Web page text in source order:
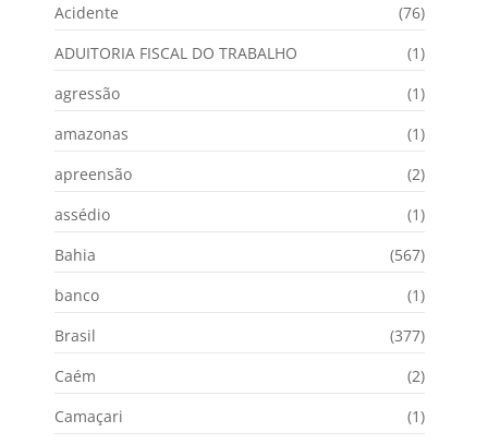
Acidente
(76)
ADUITORIA FISCAL DO TRABALHO
(1)
agressão
(1)
amazonas
(1)
apreensão
(2)
assédio
(1)
Bahia
(567)
banco
(1)
Brasil
(377)
Caém
(2)
Camaçari
(1)